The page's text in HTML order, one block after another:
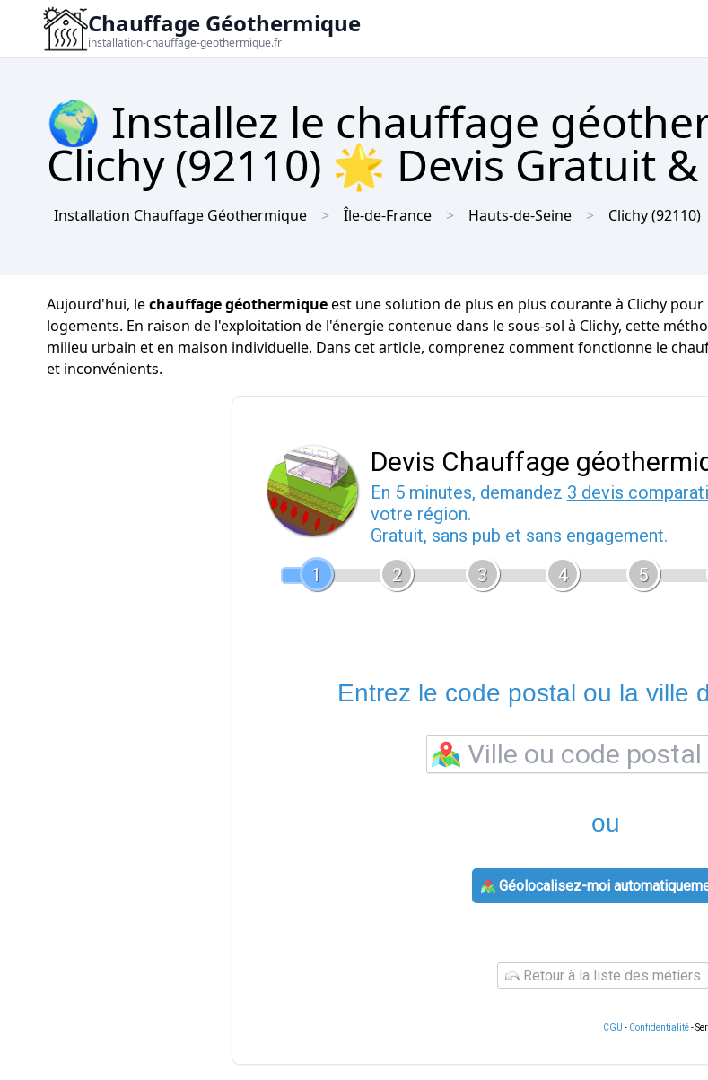
Chauffage Géothermique
installation-chauffage-geothermique.fr
🌍 Installez le chauffage
Clichy (92110) 🌟 Devis Gratuit
Installation Chauffage Géothermique Île-de-France Hauts-de-Seine Clichy(92110)
Aujourd'hui, lechauffage géothermiqueest une solution de plus en plus courante à Clichy
logements. En raison de l'exploitation de l'énergie contenue dans le sous-sol à Clichy, cette
milieu urbain et en maison individuelle. Dans cet article, comprenez comment fonctionne le
et inconvénients.
Devis Chauffage
En 5 minutes, demandez 3 devis
votre région.
Gratuit, sans pub et sans engagement.
1
2 3 4 5
Entrez le code postal ou la ville
ou
Géolocalisez-moi
Retour à la liste des métiers
CGU - Confidentialité-